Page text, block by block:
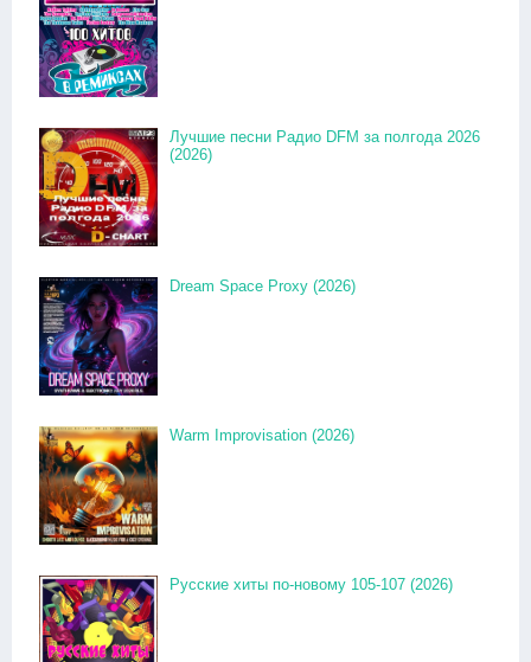
Лучшие песни Радио DFM за полгода 2026
(2026)
Dream Space Proxy (2026)
Warm Improvisation (2026)
Русские хиты по-новому 105-107 (2026)